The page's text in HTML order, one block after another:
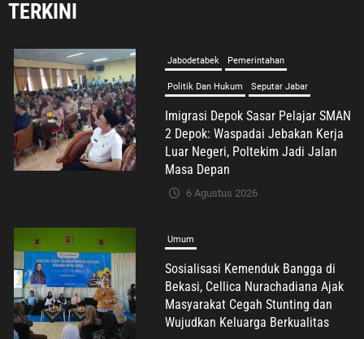
TERKINI
Jabodetabek Pemerintahan
Politik Dan Hukum Seputar Jabar
Imigrasi Depok Sasar Pelajar SMAN
2 Depok: Waspadai Jebakan Kerja
Luar Negeri, Poltekim Jadi Jalan
Masa Depan
6 Agustus 2026
Umum
Sosialisasi Kemenduk Bangga di
Bekasi, Cellica Nurachadiana Ajak
Masyarakat Cegah Stunting dan
Wujudkan Keluarga Berkualitas